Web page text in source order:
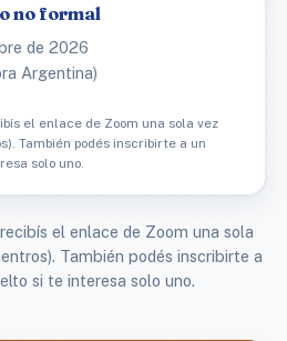
no formal
de 2026
Argentina)
el enlace de Zoom una sola vez
También podés inscribirte a un
solo uno.
el enlace de Zoom una sola
También podés inscribirte a
si te interesa solo uno.